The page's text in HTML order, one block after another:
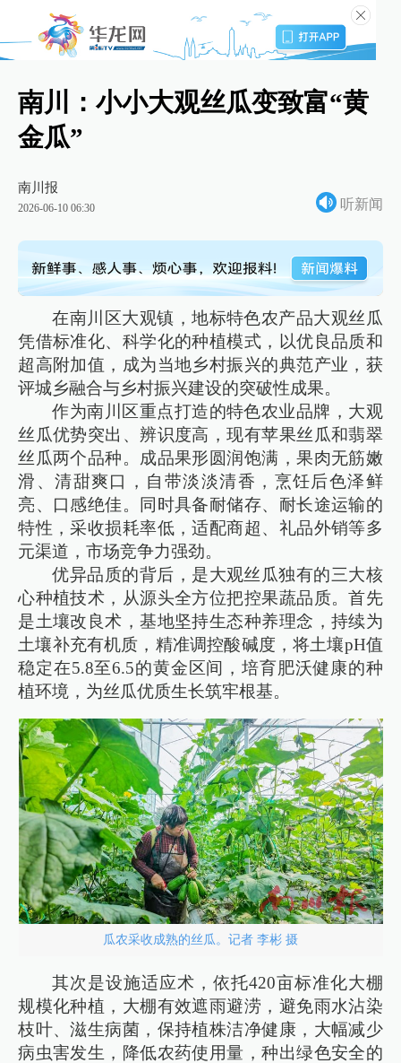
南川：小小大观丝瓜变致富“黄
金瓜”
南川报
2026-06-10 06:30 听新闻
在南川区大观镇，地标特色农产品大观丝瓜
凭借标准化、科学化的种植模式，以优良品质和
超高附加值，成为当地乡村振兴的典范产业，获
评城乡融合与乡村振兴建设的突破性成果。
作为南川区重点打造的特色农业品牌，大观
丝瓜优势突出、辨识度高，现有苹果丝瓜和翡翠
丝瓜两个品种。成品果形圆润饱满，果肉无筋嫩
滑、清甜爽口，自带淡淡清香，烹饪后色泽鲜
亮、口感绝佳。同时具备耐储存、耐长途运输的
特性，采收损耗率低，适配商超、礼品外销等多
元渠道，市场竞争力强劲。
优异品质的背后，是大观丝瓜独有的三大核
心种植技术，从源头全方位把控果蔬品质。首先
是土壤改良术，基地坚持生态种养理念，持续为
土壤补充有机质，精准调控酸碱度，将土壤pH值
稳定在5.8至6.5的黄金区间，培育肥沃健康的种
植环境，为丝瓜优质生长筑牢根基。
瓜农采收成熟的丝瓜。记者 李彬 摄
其次是设施适应术，依托420亩标准化大棚
规模化种植，大棚有效遮雨避涝，避免雨水沾染
枝叶、滋生病菌，保持植株洁净健康，大幅减少
病虫害发生，降低农药使用量，种出绿色安全的